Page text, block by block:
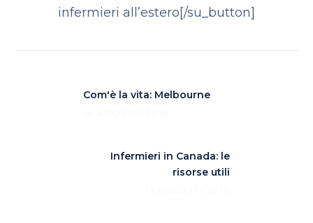
infermieri all’estero[/su_button]
Com'è la vita: Melbourne
Infermieri in Canada: le
risorse utili